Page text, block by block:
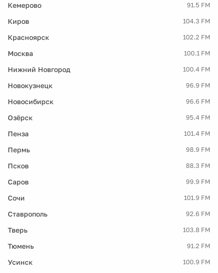
Кемерово 91.5 FM
Киров 104.3 FM
Красноярск 102.2 FM
Москва 100.1 FM
Нижний Новгород 100.4 FM
Новокузнецк 96.9 FM
Новосибирск 96.6 FM
Озёрск 95.4 FM
Пенза 101.4 FM
Пермь 98.9 FM
Псков 88.3 FM
Саров 99.9 FM
Сочи 101.9 FM
Ставрополь 92.6 FM
Тверь 103.8 FM
Тюмень 91.2 FM
Усинск 100.9 FM